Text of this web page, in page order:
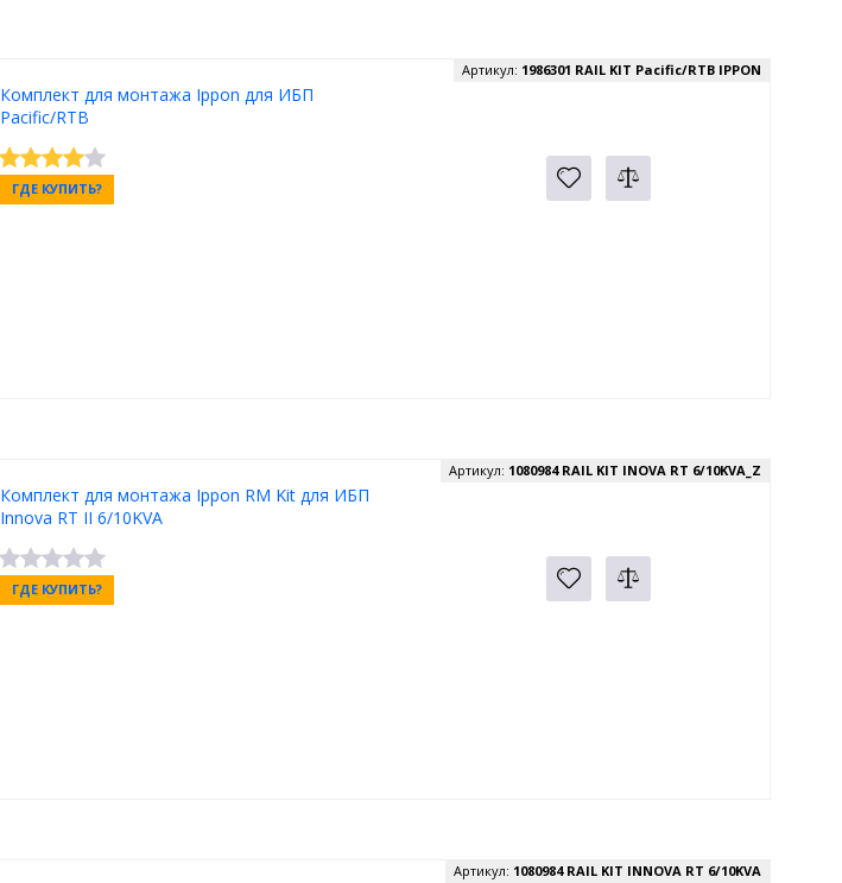
Комплект для монтажа Ippon для ИБП
Pacific/RTB
Артикул: 1986301 RAIL KIT Pacific/RTB IPPON
ГДЕ КУПИТЬ?
Комплект для монтажа Ippon RM Kit для ИБП
Innova RT II 6/10KVA
Артикул: 1080984 RAIL KIT INOVA RT 6/10KVA_Z
ГДЕ КУПИТЬ?
Артикул: 1080984 RAIL KIT INNOVA RT 6/10KVA